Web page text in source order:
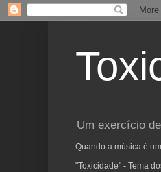
Um exercício
Quando a música é
"Toxicidade" - Tema